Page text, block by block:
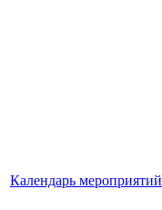
Календарь мероприятий